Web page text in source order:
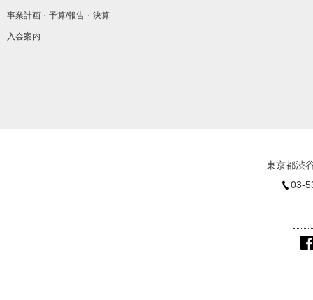
事業計画・予算/報告・決算
入会案内
東京都渋
03-